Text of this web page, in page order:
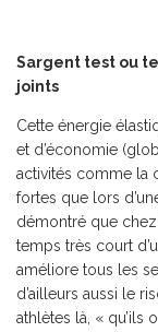
Sargent test ou
joints
Cette énergie
et d’économie
activités comme la
fortes que lors
démontré que
temps très court
améliore tous les
d’ailleurs aussi le
athlètes là, « qu’ils